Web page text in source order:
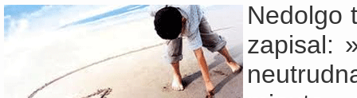
Nedolgo
zapisal: